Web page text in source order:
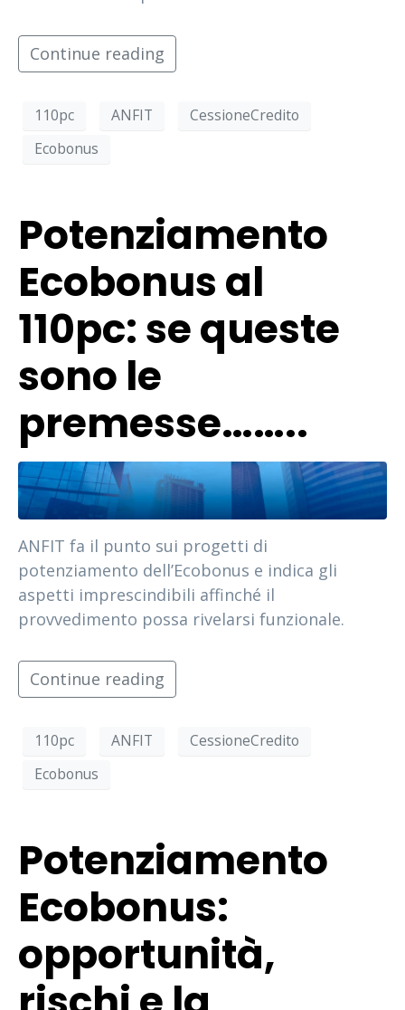
Continue reading
110pc ANFIT
CessioneCredito
Ecobonus
Potenziamento
Ecobonus al
110pc: se queste
sono le
premesse……..
ANFIT fa il punto sui progetti di
potenziamento dell’Ecobonus e indica gli
aspetti imprescindibili affinché il
provvedimento possa rivelarsi funzionale.
Continue reading
110pc ANFIT
CessioneCredito
Ecobonus
Potenziamento
Ecobonus:
opportunità,